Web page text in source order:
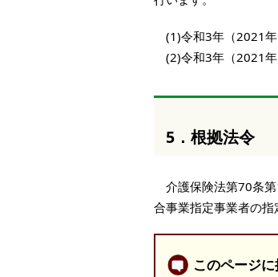
(1)令和3年（2021年
(2)令和3年（2021年
5．根拠法令
介護保険法第70条
合事業指定事業者の指
このページ